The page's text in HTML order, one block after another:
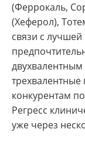
(Феррокаль,
(Хеферол),
связи с
трехвалентные
конкурентам
Регресс
уже через